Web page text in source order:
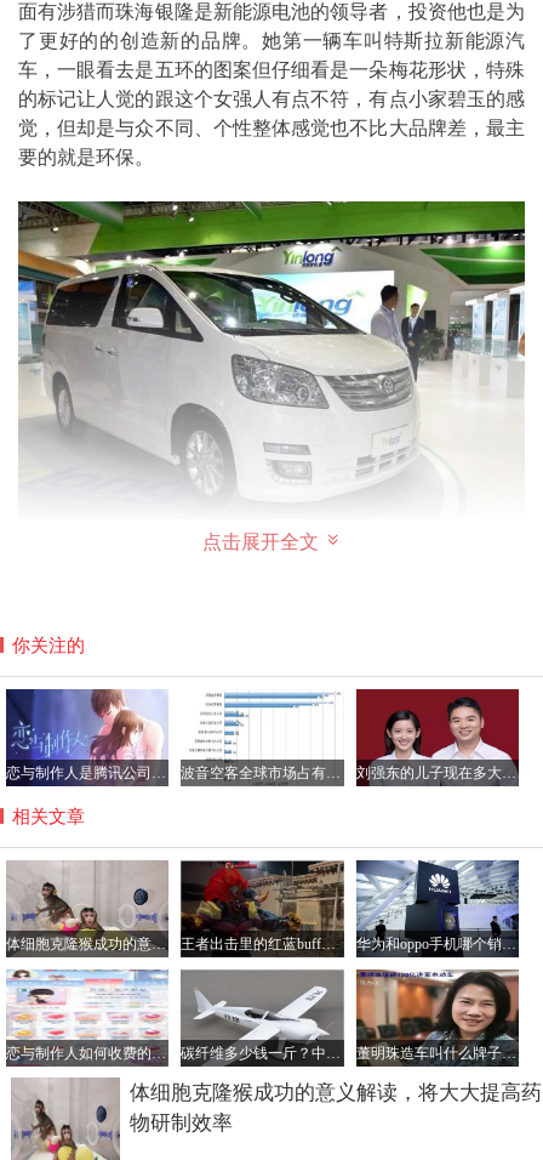
面有涉猎而珠海银隆是新能源电池的领导者，投资他也是为
了更好的的创造新的品牌。她第一辆车叫特斯拉新能源汽
车，一眼看去是五环的图案但仔细看是一朵梅花形状，特殊
的标记让人觉的跟这个女强人有点不符，有点小家碧玉的感
觉，但却是与众不同、个性整体感觉也不比大品牌差，最主
要的就是环保。
董明珠花重金打造的新能源汽车，是她想要完成的汽车梦，
执着的人、奋进的人、懂得创造的人、懂得跟着时代步伐的
人，这个社会才会眷顾，董明珠就是这样的人，她的新能源
汽车怎么能普及在每个家庭里面这是她现在最关心的。最新
点击展开全文
你关注的
恋与制作人是腾讯公司的游戏吗？恋与制作人加不了好友咋回事 波音空客全球市场占有率各多少，空客和波音的乘坐感受哪个好？ 刘强东的儿子现在多大了？刘强东儿子的妈妈是龚晓京吗
相关文章
体细胞克隆猴成功的意义解读，将大大提高药物研制效率 王者出击里的红蓝buff怎么做的？王者出击里跳舞软件叫什么 华为和oppo手机哪个销量好？华为手机与oppo性价比分析
恋与制作人如何收费的？不花钱可以玩吗？ 碳纤维多少钱一斤？中国最好的碳纤维公司是哪家？ 董明珠造车叫什么牌子？她的电动汽车一辆多少钱？
体细胞克隆猴成功的意义解读，将大大提高药
物研制效率